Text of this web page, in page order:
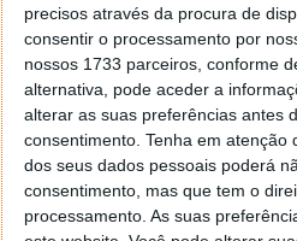
precisos através da procura de
consentir o processamento por
nossos 1733 parceiros, conforme
alternativa, pode aceder a
alterar as suas preferências antes
consentimento. Tenha em atenção
dos seus dados pessoais poderá
consentimento, mas que tem o
processamento. As suas
Vítor M.
7 de
@Rui
Tens de encontrar o que te
janela iniciar e no topo
rato faz propriedades.
clica no botão
geral a opção para
navegar e o gestor de e-